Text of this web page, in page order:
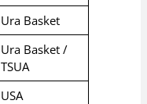
Ura Basket
Ura Basket /
TSUA
USA